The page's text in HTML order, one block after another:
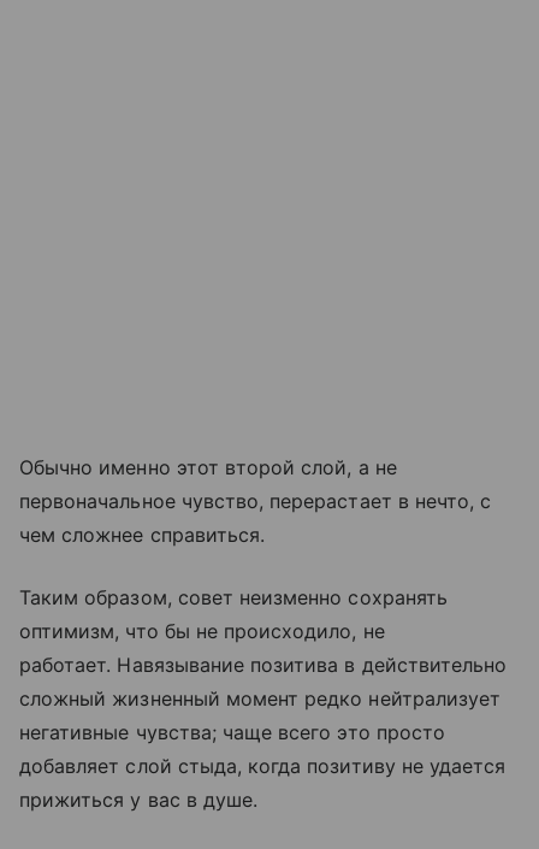
Обычно именно этот второй слой, а не
первоначальное чувство, перерастает в нечто, с
чем сложнее справиться.
Таким образом, совет неизменно сохранять
оптимизм, что бы не происходило, не
работает. Навязывание позитива в действительно
сложный жизненный момент редко нейтрализует
негативные чувства; чаще всего это просто
добавляет слой стыда, когда позитиву не удается
прижиться у вас в душе.